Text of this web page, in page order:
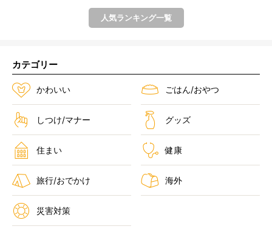
人気ランキング一覧
カテゴリー
かわいい ごはん/おやつ
しつけ/マナー グッズ
住まい 健康
旅行/おでかけ 海外
災害対策